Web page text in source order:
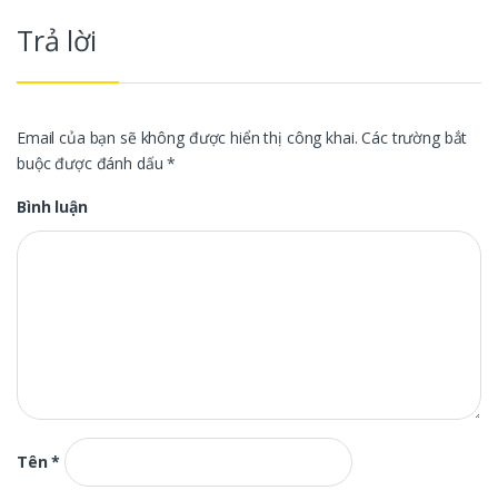
Trả lời
Email của bạn sẽ không được hiển thị công khai. Các trường bắt
buộc được đánh dấu*
Bình luận
Tên*